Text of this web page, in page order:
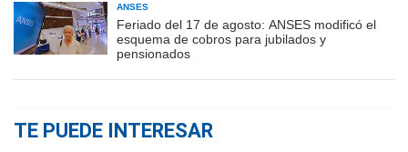
ANSES
Feriado del 17 de agosto: ANSES modificó el
esquema de cobros para jubilados y
pensionados
TE PUEDE INTERESAR